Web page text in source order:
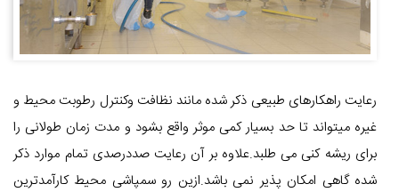
رعایت راهکارهای طبیعی ذکر شده مانند نظافت وکنترل رطوبت محیط و
غیره میتواند تا حد بسیار کمی موثر واقع بشود و مدت زمان طولانی را
برای ریشه کنی می طلبد.علاوه بر آن رعایت صددرصدی تمام موارد ذکر
شده گاهی امکان پذیر نمی باشد.ازین رو سمپاشی محیط کارآمدترین